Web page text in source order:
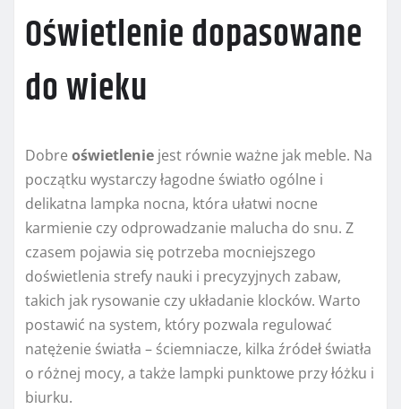
Oświetlenie dopasowane
do wieku
Dobre oświetlenie jest równie ważne jak meble. Na
początku wystarczy łagodne światło ogólne i
delikatna lampka nocna, która ułatwi nocne
karmienie czy odprowadzanie malucha do snu. Z
czasem pojawia się potrzeba mocniejszego
doświetlenia strefy nauki i precyzyjnych zabaw,
takich jak rysowanie czy układanie klocków. Warto
postawić na system, który pozwala regulować
natężenie światła – ściemniacze, kilka źródeł światła
o różnej mocy, a także lampki punktowe przy łóżku i
biurku.